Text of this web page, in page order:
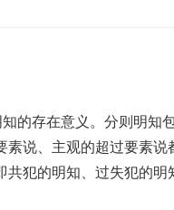
的存在意义。分则明知
说、主观的超过要素
犯的明知、过失犯的明